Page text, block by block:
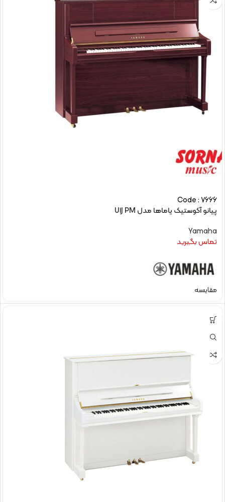
Code : 7666
پیانو آکوستیک یاماها مدل U1J PM
Yamaha
تماس بگیرید
مقایسه